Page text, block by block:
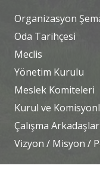
Organizasyon
Oda Tarihçesi
Meclis
Yönetim Kurulu
Meslek Komiteleri
Kurul ve
Çalışma
Vizyon / Misyon /